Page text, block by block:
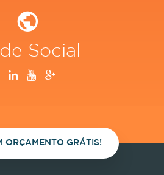
Social
ORÇAMENTO GRÁTIS!